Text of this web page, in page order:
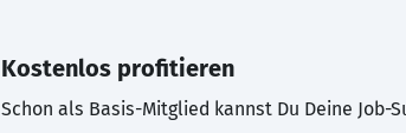
Kostenlos profitieren
Schon als Basis-Mitglied kannst Du Deine Job-